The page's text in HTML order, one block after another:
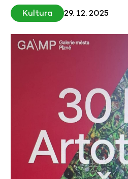
Kultura 29. 12. 2025